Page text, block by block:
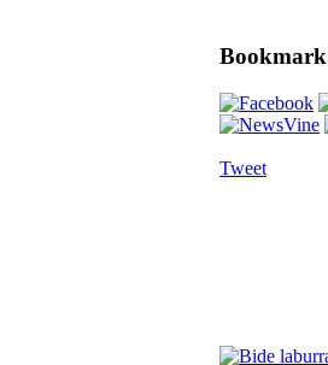
Bookmark
Tweet